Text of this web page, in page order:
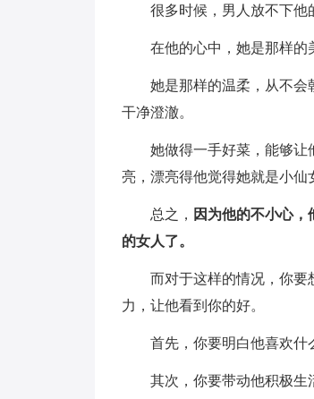
很多时候，男人放不下他
在他的心中，她是那样的
她是那样的温柔，从不会
干净澄澈。
她做得一手好菜，能够让
亮，漂亮得他觉得她就是小
总之， 因为他的不小心
的女人了。
而对于这样的情况，你要
力，让他看到你的好。
首先，你要明白他喜欢什
其次，你要带动他积极生